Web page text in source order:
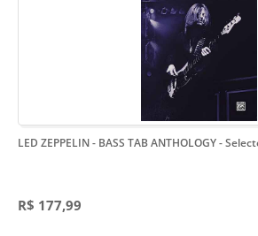
LED ZEPPELIN - BASS TAB ANTHOLOGY-
R$ 177,99